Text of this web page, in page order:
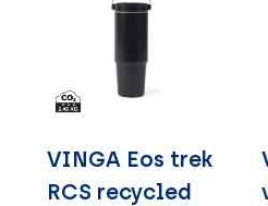
VINGA Eos trek
RCS recycled